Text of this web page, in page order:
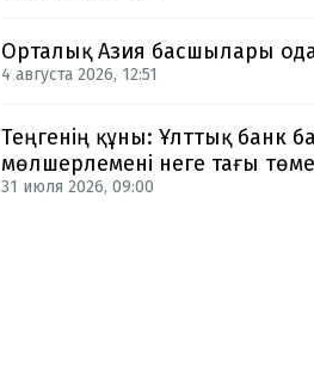
Орталық Азия басшылары
4 августа 2026, 12:51
Теңгенің құны: Ұлттық банк
мөлшерлемені неге тағы
31 июля 2026, 09:00